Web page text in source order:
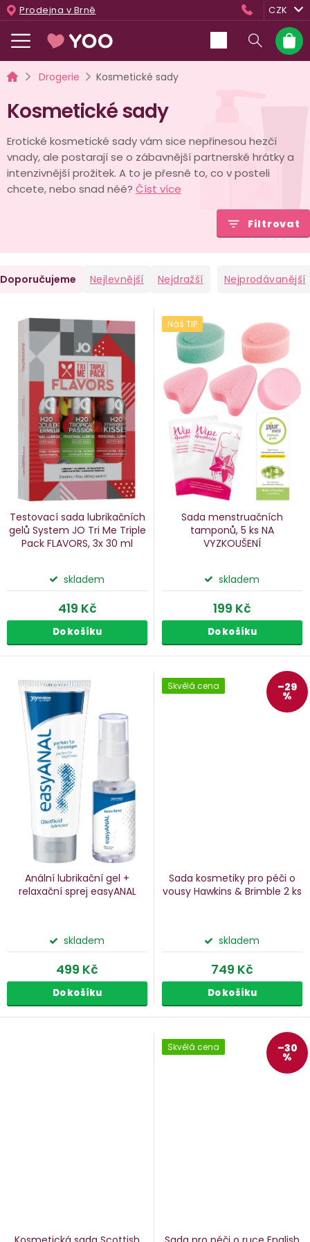
Přejít
na
obsah
Prodejna v Brně CZK
košík
DomůDrogerie Kosmetické sady
Kosmetické sady
Erotické kosmetické sady vám sice nepřinesou hezčí
vnady, ale postarají se o zábavnější partnerské hrátky a
intenzivnější prožitek. A to je přesně to, co v posteli
chcete, nebo snad néé? Číst více
Filtrovat
Doporučujeme Nejlevnější Nejdražší Nejprodávanější
Testovací sada lubrikačních
gelů System JO Tri Me Triple
Pack FLAVORS, 3x 30 ml
skladem
419 Kč
Do košíku
Náš TIP
Sada menstruačních
tamponů, 5 ks NA
VYZKOUŠENÍ
skladem
199 Kč
Do košíku
Anální lubrikační gel +
relaxační sprej easyANAL
skladem
499 Kč
Do košíku
Skvělá cena –29
%
Sada kosmetiky pro péči o
vousy Hawkins & Brimble 2 ks
skladem
749 Kč
Do košíku
Skvělá cena –30
%